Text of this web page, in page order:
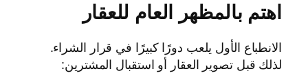
اهتم بالمظهر العام للعقار
الانطباع الأول يلعب دورًا كبيرًا في قرار الشراء.
لذلك قبل تصوير العقار أو استقبال المشترين: